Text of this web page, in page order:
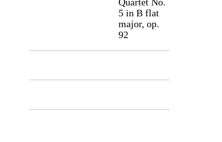
Quartet No.
5 in B flat
major, op.
92